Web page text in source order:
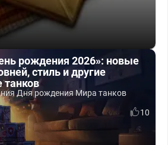
рождения 2026»: новые
стиль и другие
Дня рождения Мира танков
10